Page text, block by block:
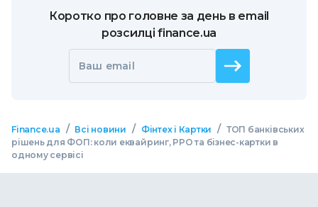
Коротко про головне за день в email
розсилці finance.ua
Ваш email
Finance.ua / Всі новини / Фінтех і Картки / ТОП банківських
рішень для ФОП: коли еквайринг, РРО та бізнес-картки в
одному сервісі